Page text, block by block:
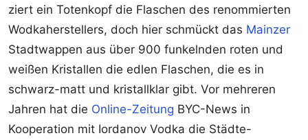
ziert ein Totenkopf die Flaschen des renommierten
Wodkaherstellers, doch hier schmückt das Mainzer
Stadtwappen aus über 900 funkelnden roten und
weißen Kristallen die edlen Flaschen, die es in
schwarz-matt und kristallklar gibt. Vor mehreren
Jahren hat die Online-Zeitung BYC-News in
Kooperation mit Iordanov Vodka die Städte-